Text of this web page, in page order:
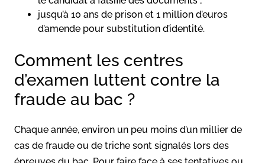
jusqu’à 10 ans de prison et 1 million d’euros
d’amende pour substitution d’identité.
Comment les centres
d’examen luttent contre la
fraude au bac ?
Chaque année, environ un peu moins d’un millier de
cas de fraude ou de triche sont signalés lors des